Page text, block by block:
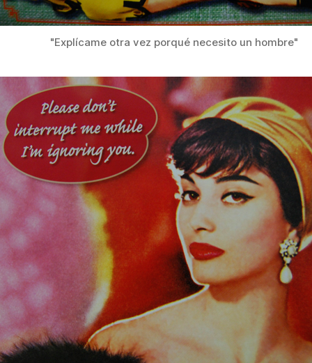
"Explícame otra vez porqué necesito un hombre"